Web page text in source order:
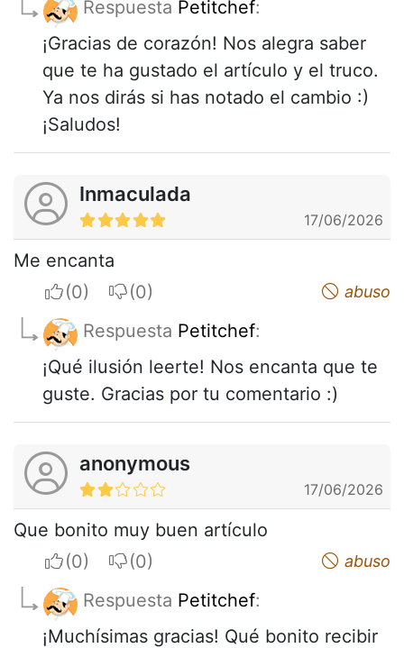
Respuesta Petitchef:
¡Gracias de corazón! Nos alegra saber
que te ha gustado el artículo y el truco.
Ya nos dirás si has notado el cambio :)
¡Saludos!
Inmaculada
17/06/2026
Me encanta
I apreciateI do not appreciate abuso
Respuesta Petitchef:
¡Qué ilusión leerte! Nos encanta que te
guste. Gracias por tu comentario :)
anonymous
17/06/2026
Que bonito muy buen artículo
I apreciateI do not appreciate abuso
Respuesta Petitchef:
¡Muchísimas gracias! Qué bonito recibir